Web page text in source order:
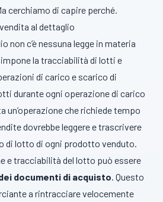
cerchiamo di capire perché.
al dettaglio
non c’è nessuna legge in materia
la tracciabilità di lotti e
di carico e scarico di
durante ogni operazione di carico
un’operazione che richiede tempo
dovrebbe leggere e trascrivere
di lotto di ogni prodotto venduto.
e tracciabilità del lotto può essere
documenti di acquisto. Questo
a rintracciare velocemente